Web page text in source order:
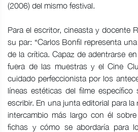
(2006) del mismo festival.
Para el escritor, cineasta y docente
su par: “Carlos Bonfil representa
de la crítica. Capaz de adentrarse
fuera de las muestras y el Cine
cuidado perfeccionista por los
líneas estéticas del filme
escribir. En una junta editorial para la
intercambio más largo con él
fichas y cómo se abordaría para